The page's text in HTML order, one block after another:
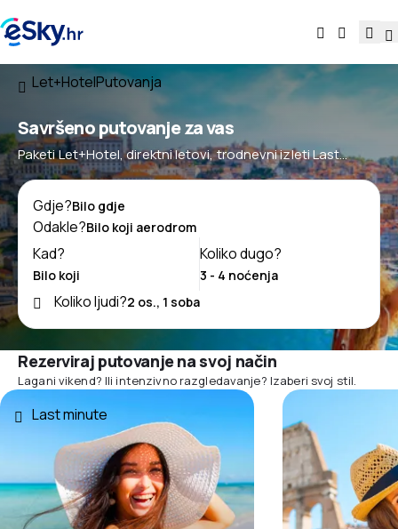
Let+HotelPutovanja
Savršeno putovanje za vas
Paketi Let+Hotel, direktni letovi, trodnevni izleti Last
Minute, vikend u inozemstvu
Gdje?
Odakle?
Kad?
Koliko dugo?
Koliko ljudi?
Rezerviraj putovanje na svoj način
Lagani vikend? Ili intenzivno razgledavanje? Izaberi svoj stil.
Last minute